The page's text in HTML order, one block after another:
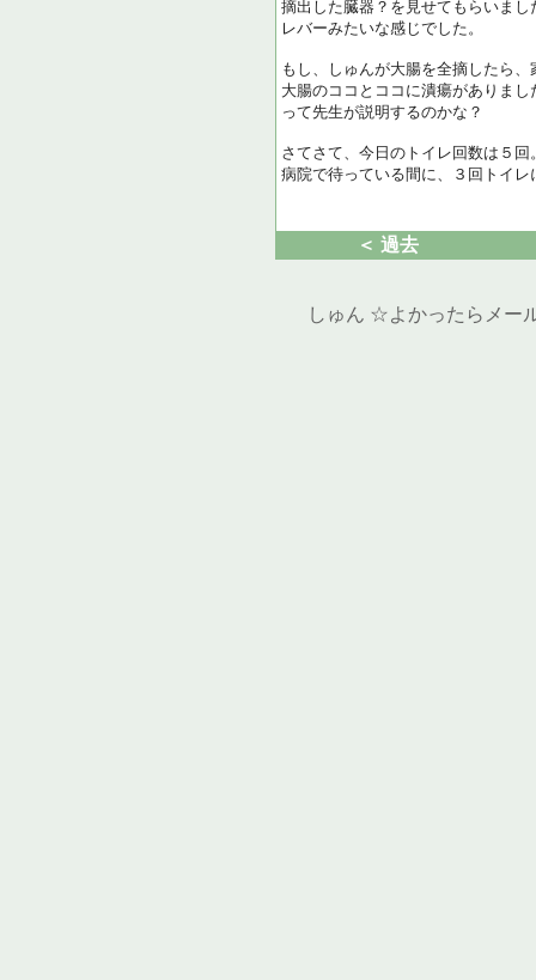
摘出した臓器？を見せてもらいまし
レバーみたいな感じでした。
もし、しゅんが大腸を全摘したら
大腸のココとココに潰瘍がありまし
って先生が説明するのかな？
さてさて、今日のトイレ回数は５回
病院で待っている間に、３回トイ
＜ 過去
しゅん ☆よかったらメー